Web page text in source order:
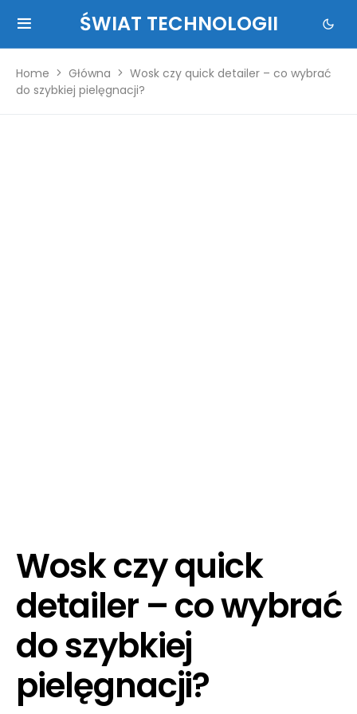
ŚWIAT TECHNOLOGII
Home Główna
Wosk czy quick detailer – co wybrać
do szybkiej pielęgnacji?
Wosk czy quick
detailer – co wybrać
do szybkiej
pielęgnacji?